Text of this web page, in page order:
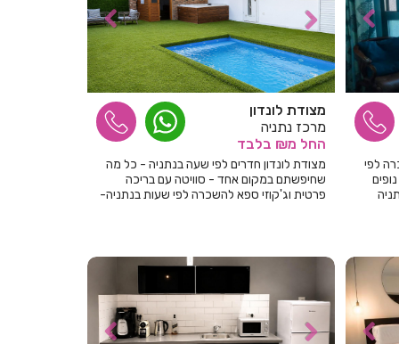
חדרים לפי שעה בבוסתן הגליל
חדרים לפי שעה בבורגתה
חדרים לפי שעה בבית אלעזרי
חדרים לפי שעה בבית אלפא
חדרים לפי שעה בבית ג'אן
חדרים לפי שעה בבית דגן
חדרים לפי שעה בבית חרות
חדרים לפי שעה בבית יהושע
חדרים לפי שעה בבית ינאי
לפי
בקומה 11 מול נופים
מצודת לונדון
מרכז נתניה
החל מ₪ בלבד
מצודת לונדון חדרים לפי שעה בנתניה - כל מה
שחיפשתם במקום אחד - סוויטה עם בריכה
פרטית וג'קוזי ספא להשכרה לפי שעות בנתניה-